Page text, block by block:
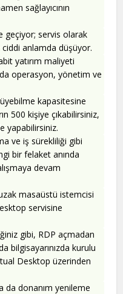
sağlayıcının
geçiyor; servis olarak
anlamda düşüyor.
yatırım maliyeti
operasyon, yönetim ve
kapasitesine
500 kişiye çıkabilirsiniz,
yapabilirsiniz.
ve iş sürekliliği gibi
bir felaket anında
devam
masaüstü istemcisi
servisine
gibi, RDP açmadan
bilgisayarınızda kurulu
Desktop üzerinden
da donanım yenileme